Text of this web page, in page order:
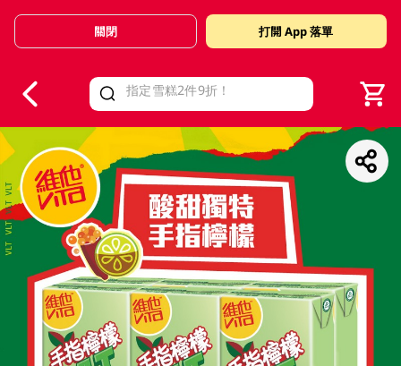
Valid Until 30 June 2026
關閉 打開 App 落單